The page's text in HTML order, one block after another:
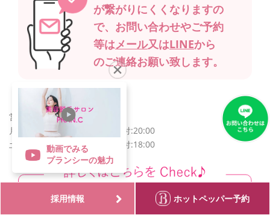
が繋がりにくくなりますの
で、 お問い合わせやご予約
等はメール又はLINEから
のご連絡お願い致します。
営業時間
月〜金 10:00〜21:00 最終受付:20:00
土日祝 10:00〜19:00 最終受付:18:00
採用情報 ホットペッパー予約
動画でみる
プランシーの魅力